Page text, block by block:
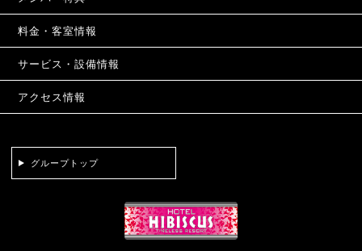
料金・客室情報
サービス・設備情報
アクセス情報
グループトップ